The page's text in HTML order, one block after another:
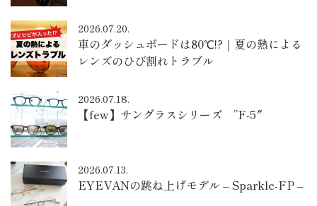
2026.07.20.
車のダッシュボードは80℃!?｜夏の熱による
レンズのひび割れトラブル
2026.07.18.
【few】サングラスシリーズ ”F-5″
2026.07.13.
EYEVANの跳ね上げモデル – Sparkle-FP –